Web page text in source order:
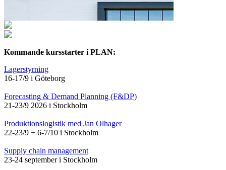
Kommande kursstarter i PLAN:
Lagerstyrning
16-17/9 i Göteborg
Forecasting & Demand Planning (F&DP)
21-23/9 2026 i Stockholm
Produktionslogistik med Jan Olhager
22-23/9 + 6-7/10 i Stockholm
Supply chain management
23-24 september i Stockholm